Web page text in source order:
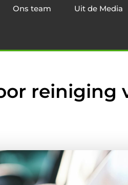
Ons team Uit de Media
reiniging